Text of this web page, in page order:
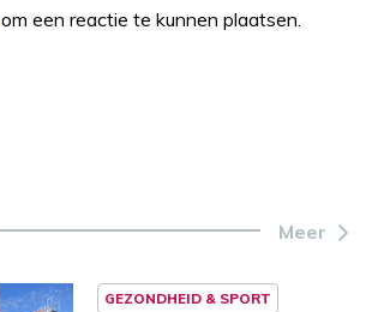
om een reactie te kunnen plaatsen.
Meer
GEZONDHEID & SPORT